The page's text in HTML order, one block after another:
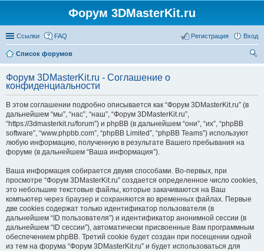
Форум 3DMasterKit.ru
Ссылки FAQ Вход
Регистрация
Список форумов
Форум 3DMasterKit.ru - Соглашение о
конфиденциальности
В этом соглашении подробно описывается как “Форум 3DMasterKit.ru” (в
дальнейшем “мы”, “нас”, “наш”, “Форум 3DMasterKit.ru”,
“https://3dmasterkit.ru/forum”) и phpBB (в дальнейшем “они”, “их”, “phpBB
software”, “www.phpbb.com”, “phpBB Limited”, “phpBB Teams”) используют
любую информацию, полученную в результате Вашего пребывания на
форуме (в дальнейшем “Ваша информация”).
Ваша информация собирается двумя способами. Во-первых, при
просмотре “Форум 3DMasterKit.ru” создается определенное число cookies,
это небольшие текстовые файлы, которые закачиваются на Ваш
компьютер через браузер и сохраняются во временных файлах. Первые
две cookies содержат только идентификатор пользователя (в
дальнейшем “ID пользователя”) и идентификатор анонимной сессии (в
дальнейшем “ID сессии”), автоматически присвоенные Вам программным
обеспечением phpBB. Третий cookie будет создан при посещении одной
из тем на форума “Форум 3DMasterKit.ru” и будет использоваться для